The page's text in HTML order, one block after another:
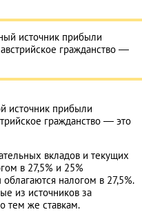
источник прибыли
гражданство —
источник прибыли
гражданство — это
вкладов и текущих
в 27,5% и 25%
налогом в 27,5%.
из источников за
тем же ставкам.